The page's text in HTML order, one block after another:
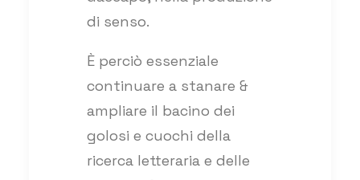
di senso.
È perciò essenziale
continuare a stanare &
ampliare il bacino dei
golosi e cuochi della
ricerca letteraria e delle